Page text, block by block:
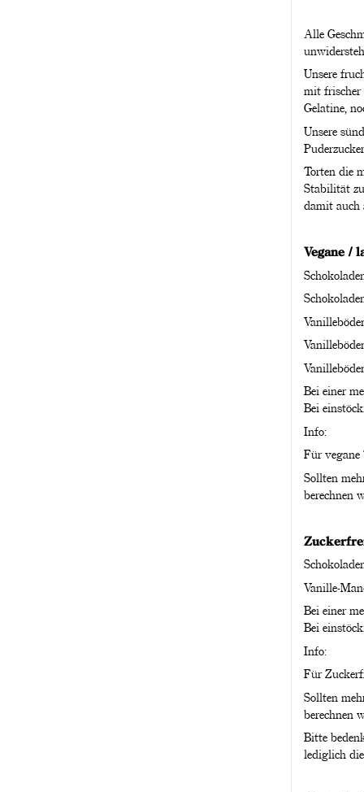
Alle
Unsere
mit frischer
Gelatine,
Unsere
Torten die
Stabilität
damit auch
Vegane /
Bei einer
Bei
Info:
Für vegane
Sollten
berechnen
Vanille-
Bei einer
Bei
Info:
Für
Sollten
berechnen
Bitte
lediglich